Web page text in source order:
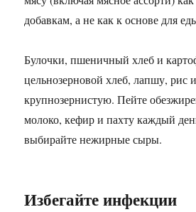
добавкам, а не как к основе для
Булочки, пшеничный хлеб и
цельнозерновой хлеб, лапшу, рис
крупнозернистую. Пейте
молоко, кефир и пахту каждый
выбирайте нежирные сыры.
Избегайте инфекции